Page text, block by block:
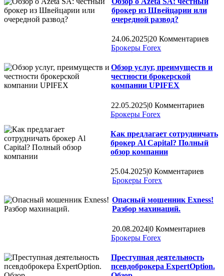
брокер из Швейцарии или
очередной развод?
24.06.2025|20 Комментариев
Брокеры Forex
Обзор услуг, преимуществ и
честности брокерской
компании UPIFEX
22.05.2025|0 Комментариев
Брокеры Forex
Как предлагает сотрудничать
брокер Al Capital? Полный
обзор компании
25.04.2025|0 Комментариев
Брокеры Forex
Опасный мошенник Exness!
Разбор махинаций.
20.08.2024|0 Комментариев
Брокеры Forex
Преступная деятельность
псевдоброкера ExpertOption.